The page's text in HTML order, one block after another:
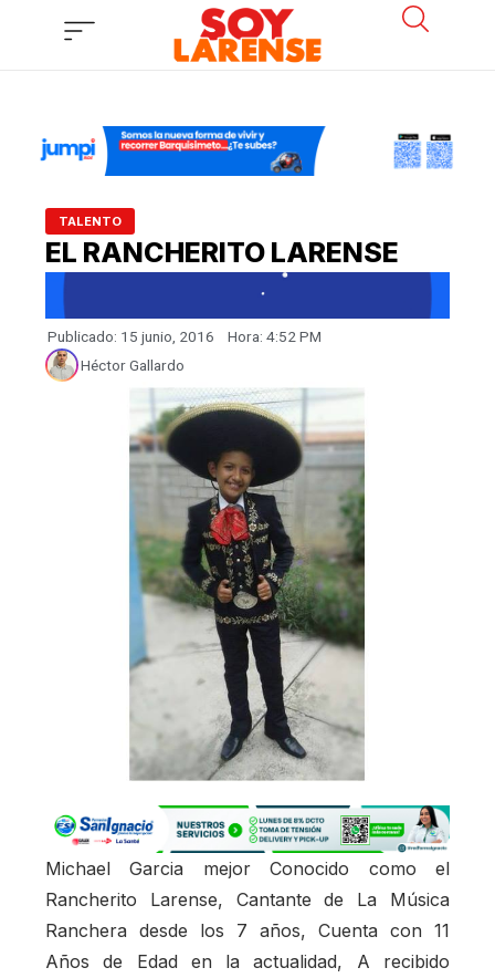
TALENTO
EL RANCHERITO LARENSE
Publicado: 15 junio, 2016 Hora: 4:52 PM
Héctor Gallardo
Michael Garcia mejor Conocido como el
Rancherito Larense, Cantante de La Música
Ranchera desde los 7 años, Cuenta con 11
Años de Edad en la actualidad, A recibido